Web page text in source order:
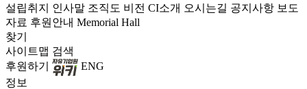
설립취지 인사말 조직도 비전 CI소개 오시는길 공지사항 보도
자료 후원안내 Memorial Hall
찾기
사이트맵 검색
후원하기
ENG
정보